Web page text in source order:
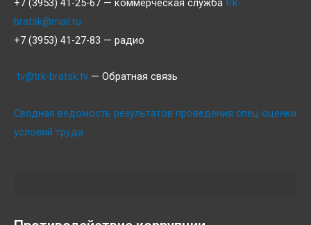
+7 (3953) 41-25-67 — коммерческая служба trk-
bratsk@mail.ru
+7 (3953) 41-27-83 — радио
tv@trk-bratsk.tv — Обратная связь
Сводная ведомость результатов проведения спец оценки
условий труда